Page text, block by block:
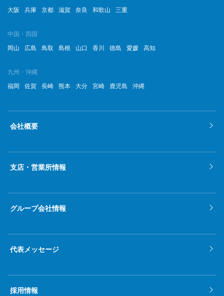
大阪
兵庫 京都 滋賀 奈良 和歌山 三重
中国・四国
岡山
広島 鳥取 島根 山口 香川 徳島 愛媛 高知
九州・沖縄
福岡
佐賀 長崎 熊本 大分 宮崎 鹿児島 沖縄
会社概要
支店・営業所情報
グループ会社情報
代表メッセージ
採用情報